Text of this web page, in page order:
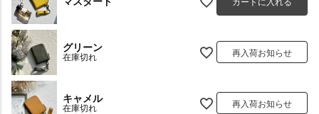
カートに入れる
グリーン
在庫切れ 再入荷お知らせ
キャメル
在庫切れ 再入荷お知らせ